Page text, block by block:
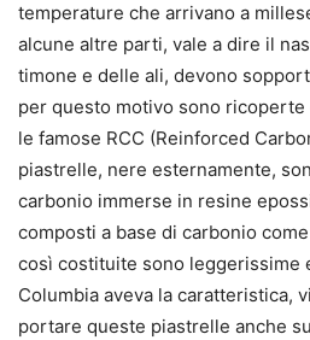
temperature che arrivano a
alcune altre parti, vale a dire il
timone e delle ali, devono
per questo motivo sono
le famose RCC (Reinforced
piastrelle, nere esternamente,
carbonio immerse in resine
composti a base di carbonio
così costituite sono leggerissime
Columbia aveva la caratteristica,
portare queste piastrelle anche